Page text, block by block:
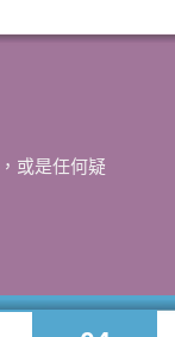
或是任何疑